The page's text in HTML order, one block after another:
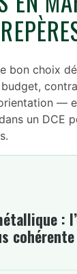
bon choix
—
un DCE
: